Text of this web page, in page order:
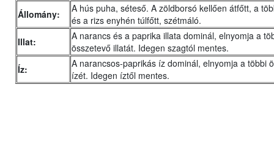
Állomány:
A hús puha, séteső. A zöldborsó kellően átfőtt, a
és a rizs enyhén túlfőtt, szétmáló.
Illat:
A narancs és a paprika illata dominál, elnyomja a
összetevő illatát. Idegen szagtól mentes.
Íz:
A narancsos-paprikás íz dominál, elnyomja a többi
ízét. Idegen íztől mentes.